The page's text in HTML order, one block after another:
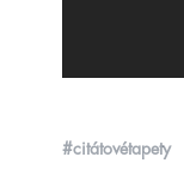
#citátovétapety